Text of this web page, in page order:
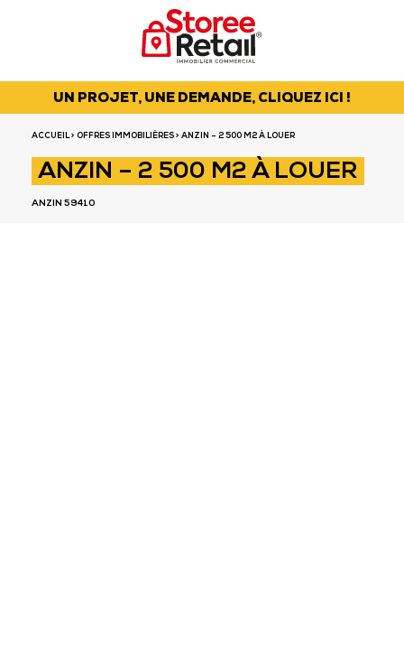
UN PROJET, UNE DEMANDE, CLIQUEZ ICI !
ACCUEIL> OFFRES IMMOBILIÈRES > ANZIN – 2 500 M2 À LOUER
ANZIN – 2 500 M2 À LOUER
ANZIN 59410